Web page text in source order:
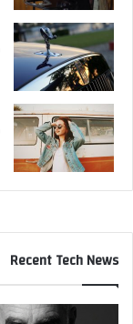
Recent Tech News